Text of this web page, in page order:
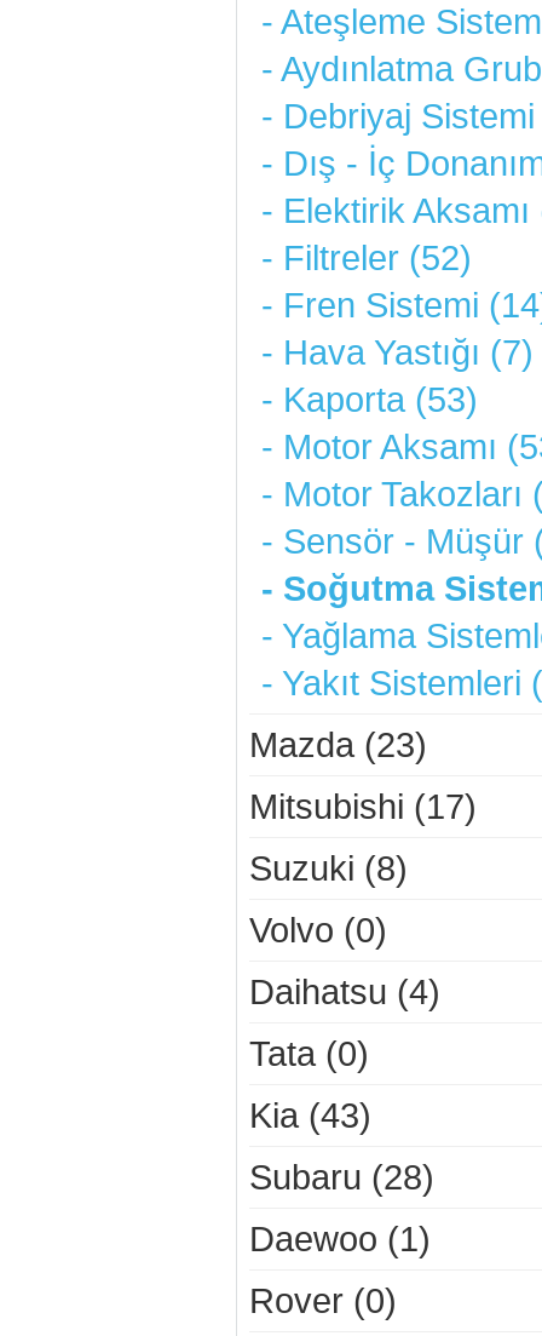
- Ateşleme
- Aydınlatma
- Debriyaj
- Dış - İç
- Elektirik Aksamı
- Filtreler (52)
- Fren Sistemi
- Hava Yastığı (7)
- Kaporta (53)
- Motor Aksamı
- Motor Takozları
- Sensör - Müşür
- Soğutma
- Yağlama
- Yakıt Sistemleri
Mazda (23)
Mitsubishi (17)
Suzuki (8)
Volvo (0)
Daihatsu (4)
Tata (0)
Kia (43)
Subaru (28)
Daewoo (1)
Rover (0)